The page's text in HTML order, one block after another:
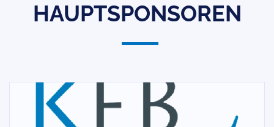
HAUPTSPONSOREN